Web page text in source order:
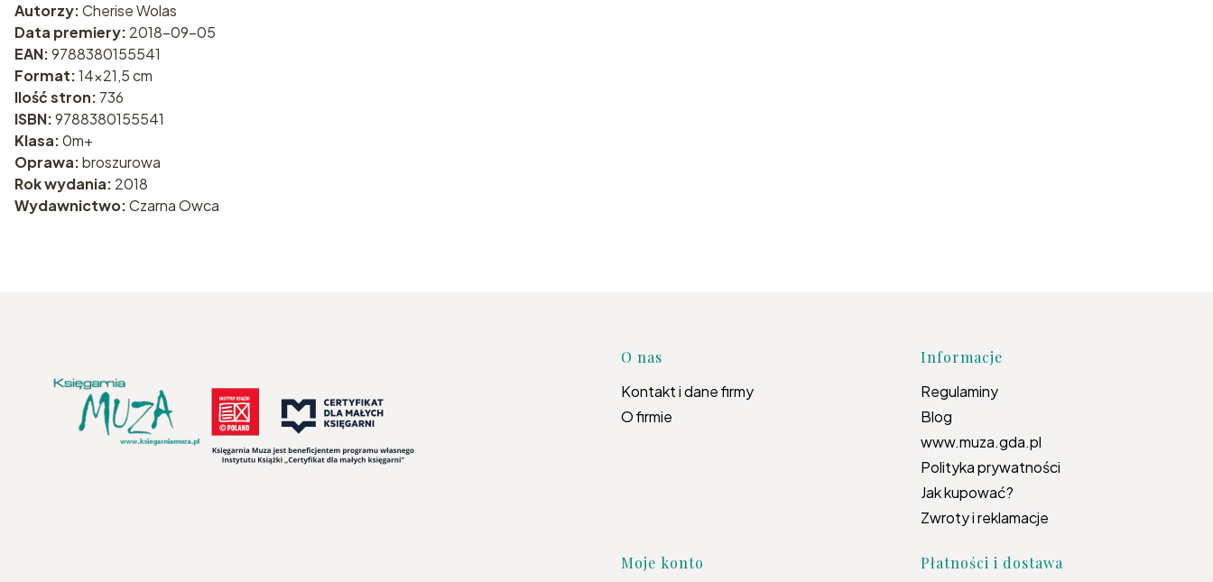
Autorzy:Cherise Wolas
Data premiery: 2018-09-05
EAN:9788380155541
Format:14x21,5 cm
Ilość stron: 736
ISBN:9788380155541
Klasa:0m+
Oprawa:broszurowa
Rok wydania: 2018
Wydawnictwo:Czarna Owca
Linki w stopce
O nas
Kontakt i dane firmy
O firmie
Informacje
Regulaminy
Blog
www.muza.gda.pl
Polityka prywatności
Jak kupować?
Zwroty i reklamacje
Moje konto Płatności i dostawa